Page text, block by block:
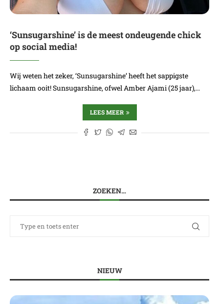
‘Sunsugarshine’ is de meest ondeugende chick
op social media!
Wij weten het zeker, ‘Sunsugarshine’ heeft het sappigste
lichaam ooit! Sunsugarshine, ofwel Amber Ajami (25 jaar),…
LEES MEER
ZOEKEN…
NIEUW